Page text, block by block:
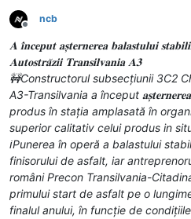
Deconectat
ncb
𝐀 𝐢̂𝐧𝐜𝐞𝐩𝐮𝐭 𝐚𝐬̦𝐭𝐞𝐫𝐧𝐞𝐫𝐞𝐚 𝐛𝐚𝐥𝐚𝐬𝐭𝐮𝐥𝐮𝐢
𝐀𝐮𝐭𝐨𝐬𝐭𝐫𝐚̆𝐳𝐢𝐢 𝐓𝐫𝐚𝐧𝐬𝐢𝐥𝐯𝐚𝐧𝐢𝐚 𝐀𝟑
🚧Constructorul subsecțiunii 3C2
A3-Transilvania a început 𝐚𝐬̦𝐭𝐞𝐫𝐧𝐞𝐫𝐞𝐚
produs în stația amplasată în
superior calitativ celui produs in
ℹ️Punerea în operă a balastului
finisorului de asfalt, iar
români Precon Transilvania-
primului start de asfalt pe o
finalul anului, în funcție de